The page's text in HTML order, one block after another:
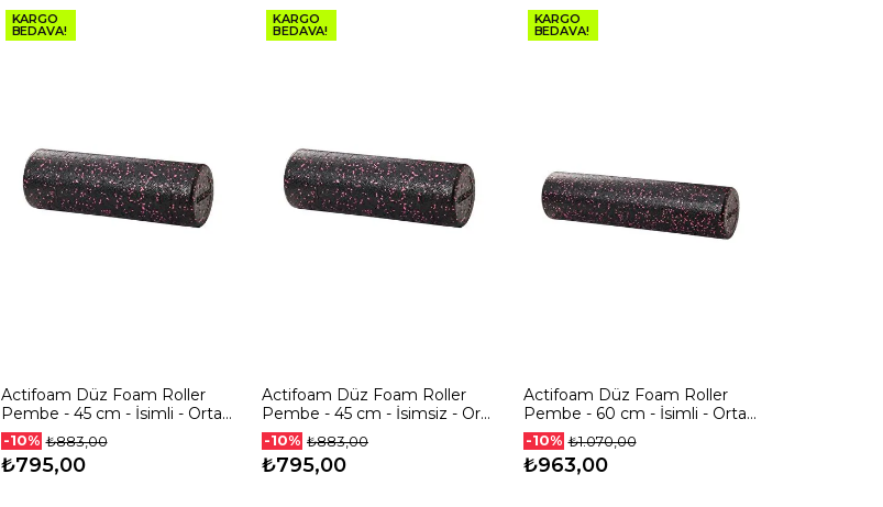
KARGO
BEDAVA!
Actifoam Düz Foam Roller
Pembe - 45 cm - İsimli - Orta
Sert
-10% ₺883,00
₺795,00
KARGO
BEDAVA!
Actifoam Düz Foam Roller
Pembe - 45 cm - İsimsiz - Orta
Sert
-10% ₺883,00
₺795,00
KARGO
BEDAVA!
Actifoam Düz Foam Roller
Pembe - 60 cm - İsimli - Orta
Sert
-10% ₺1.070,00
₺963,00